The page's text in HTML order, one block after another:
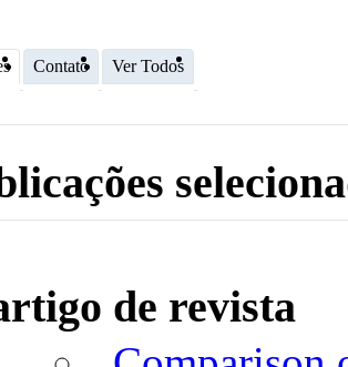
Contato Ver Todos
de revista